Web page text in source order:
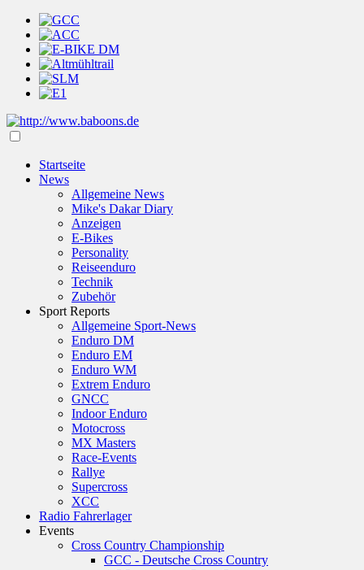
Startseite
News
Allgemeine News
Mike's Dakar Diary
Anzeigen
E-Bikes
Personality
Reiseenduro
Technik
Zubehör
Sport Reports
Allgemeine Sport-News
Enduro DM
Enduro EM
Enduro WM
Extrem Enduro
GNCC
Indoor Enduro
Motocross
MX Masters
Race-Events
Rallye
Supercross
XCC
Radio Fahrerlager
Events
Cross Country Championship
GCC - Deutsche Cross Country